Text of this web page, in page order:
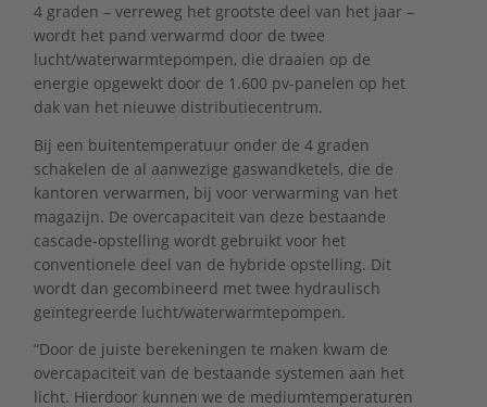
4 graden – verreweg het grootste deel van het jaar –
wordt het pand verwarmd door de twee
lucht/waterwarmtepompen, die draaien op de
energie opgewekt door de 1.600 pv-panelen op het
dak van het nieuwe distributiecentrum.
Bij een buitentemperatuur onder de 4 graden
schakelen de al aanwezige gaswandketels, die de
kantoren verwarmen, bij voor verwarming van het
magazijn. De overcapaciteit van deze bestaande
cascade-opstelling wordt gebruikt voor het
conventionele deel van de hybride opstelling. Dit
wordt dan gecombineerd met twee hydraulisch
geïntegreerde lucht/waterwarmtepompen.
“Door de juiste berekeningen te maken kwam de
overcapaciteit van de bestaande systemen aan het
licht. Hierdoor kunnen we de mediumtemperaturen